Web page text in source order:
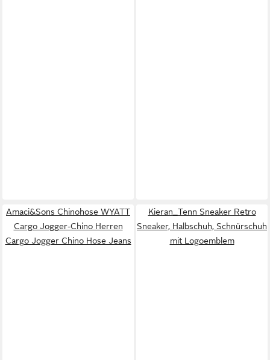
Amaci&Sons Chinohose WYATT
Cargo Jogger-Chino Herren
Cargo Jogger Chino Hose Jeans
Kieran_Tenn Sneaker Retro
Sneaker, Halbschuh, Schnürschuh
mit Logoemblem